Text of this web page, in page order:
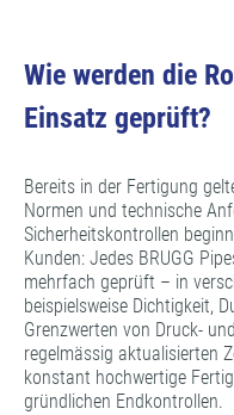
Wie werden die
Einsatz geprüft?
Bereits in der Fertigung
Normen und technische
Sicherheitskontrollen
Kunden: Jedes BRUGG
mehrfach geprüft – in
beispielsweise Dichtigkeit,
Grenzwerten von Druck-
regelmässig aktualisierten
konstant hochwertige
gründlichen Endkontrollen.